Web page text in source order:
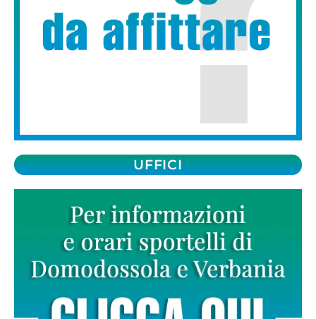
UFFICI